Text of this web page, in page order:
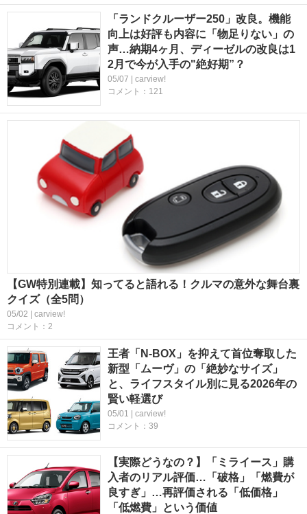
「ランドクルーザー250」改良。機能
向上は好評も内容に「物足りない」の
声…納期4ヶ月、ディーゼルの改良は1
2月で今が入手の"絶好期”？
05/07 | carview!
コメント：121
【GW特別連載】知ってると語れる！クルマの意外な舞台裏
クイズ（全5問）
05/02 | carview!
コメント：2
王者「N-BOX」を抑えて首位奪取した
新型「ムーヴ」の「絶妙なサイズ」
と、ライフスタイル別に見る2026年の
賢い軽選び
05/01 | carview!
コメント：39
【実際どうなの？】「ミライース」購
入者のリアル評価…「破格」「燃費が
良すぎ」…再評価される「低価格」
「低燃費」という価値